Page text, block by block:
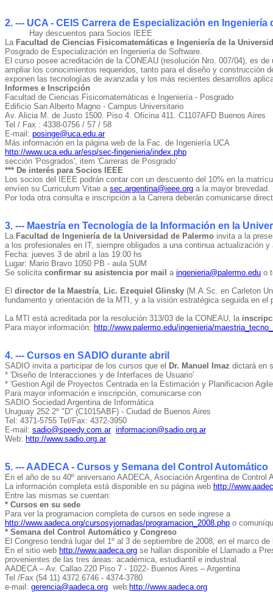
2. --- UCA - CEIS Carrera de Especialización en Ingeniería
Hay descuentos para Socios IEEE
La Facultad de Ciencias Fisicomatemáticas e Ingeniería de la
Posgrado de Especialización en Ingeniería de Software.
El curso posee acreditación de la CONEAU (resolución Nro. 007/04), es
ampliar los conocimientos requeridos, tanto para el diseño y construcción
exponen las tecnologías de avanzada y los más recientes desarrollos
Informes e Inscripción
Facultad de Ciencias Fisicomatemáticas e Ingeniería - Posgrado
Edificio San Alberto Magno - Campus Universitario
Av. Alicia M. de Justo 1500. Piso 4. Oficina 411. C1107AFD Buenos Aires
Tel / Fax : 4338-0756 / 57 / 58
E-mail: posinge@uca.edu.ar
Más información en la página web de la Fac. de Ingeniería UCA
http://www.uca.edu.ar/esp/sec-fingenieria/index.php
sección 'Posgrados', item 'Carreras de Posgrado'
*** De interés para Socios IEEE
Los socios del IEEE podrán contar con un descuento del 10% en la
envíen su Curriculum Vitae a sec.argentina@ieee.org a la mayor brevedad.
Por toda otra consulta e inscripción a la Carrera deberán comunicarse
3. --- Maestría en Tecnología de la Información en la
La Facultad de Ingeniería de la Universidad de Palermo invita a la
a los profesionales en IT, siempre obligados a una continua actualización
Fecha: jueves 3 de abril a las 19:00 hs
Lugar: Mario Bravo 1050 PB - aula SUM
Se solicita confirmar su asistencia por mail a ingenieria@palermo.edu o
El director de la Maestría, Lic. Ezequiel Glinsky (M.A.Sc. en Carleton
fundamento y orientación de la MTI, y a la visión estratégica seguida en
La MTI está acreditada por la resolución 313/03 de la CONEAU, la
Para mayor información: http://www.palermo.edu/ingenieria/
4. --- Cursos en SADIO durante abril
SADIO invita a participar de los cursos que el Dr. Manuel Imaz dictará en
* 'Diseño de Interacciones y de Interfaces de Usuario'
* 'Gestion Agil de Proyectos Centrada en la Estimación y Planificacion
Para mayor información e inscripción, comunicarse con
SADIO Sociedad Argentina de Informática
Uruguay 252 2º "D" (C1015ABF) - Ciudad de Buenos Aires
Tel: 4371-5755 Tel/Fax: 4372-3950
E-mail: sadio@speedy.com.ar informacion@sadio.org.ar
Web: http://www.sadio.org.ar
5. --- AADECA - Cursos y Semana del Control Automático
En el año de su 40º aniversario AADECA, Asociación Argentina de
La información completa está disponible en su página web http://
Entre las mismas se cuentan:
* Cursos en su sede
Para ver la programacion completa de cursos en sede ingrese a
http://www.aadeca.org/cursosyjornadas/programacion_2008.php o
* Semana del Control Automático y Congreso
El Congreso tendrá lugar del 1º al 3 de septiembre de 2008, en el marco
En el sitio web http://www.aadeca.org se hallan disponible el Llamado a
provenientes de las tres áreas: académica, estudiantil e industrial.
AADECA – Av. Callao 220 Piso 7 - 1022- Buenos Aires – Argentina
Tel /Fax (54 11) 4372.6746 - 4374-3780
e-mail: gerencia@aadeca.org web: http://www.aadeca.org